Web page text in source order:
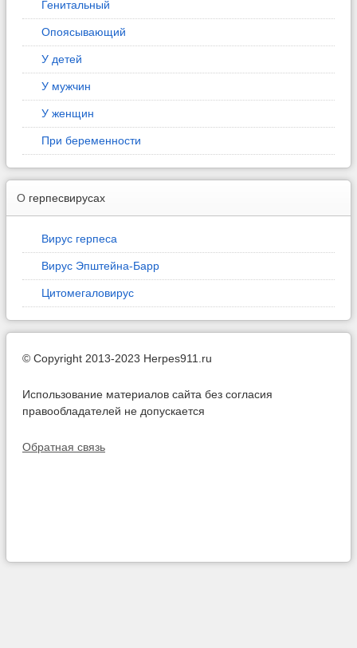
Генитальный
Опоясывающий
У детей
У мужчин
У женщин
При беременности
О герпесвирусах
Вирус герпеса
Вирус Эпштейна-Барр
Цитомегаловирус
© Copyright 2013-2023 Herpes911.ru
Использование материалов сайта без согласия
правообладателей не допускается
Обратная связь